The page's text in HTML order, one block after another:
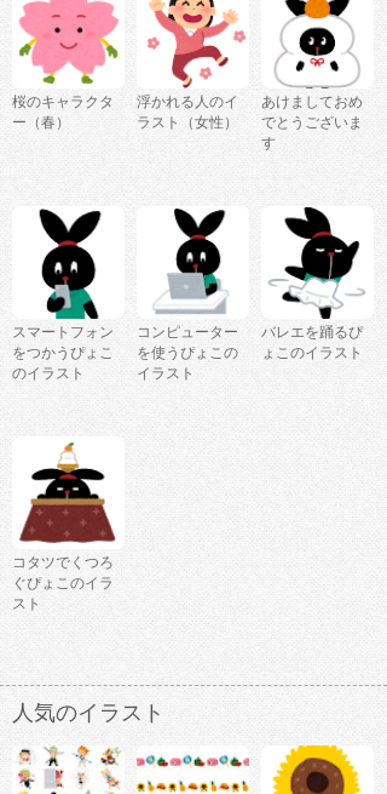
桜のキャラクタ
ー（春）
浮かれる人のイ
ラスト（女性）
あけましておめ
でとうございま
す
スマートフォン
をつかうぴょこ
のイラスト
コンピューター
を使うぴょこの
イラスト
バレエを踊るぴ
ょこのイラスト
コタツでくつろ
ぐぴょこのイラ
スト
人気のイラスト